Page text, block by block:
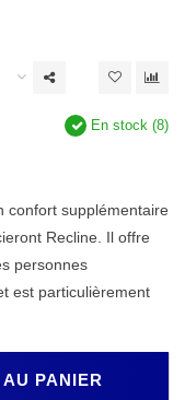
En stock (8)
confort supplémentaire
Recline. Il offre
personnes
est particulièrement
PANIER